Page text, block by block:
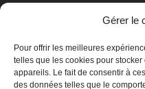
Gérer le
Pour offrir les meilleures
telles que les cookies pour
appareils. Le fait de consentir à
des données telles que le